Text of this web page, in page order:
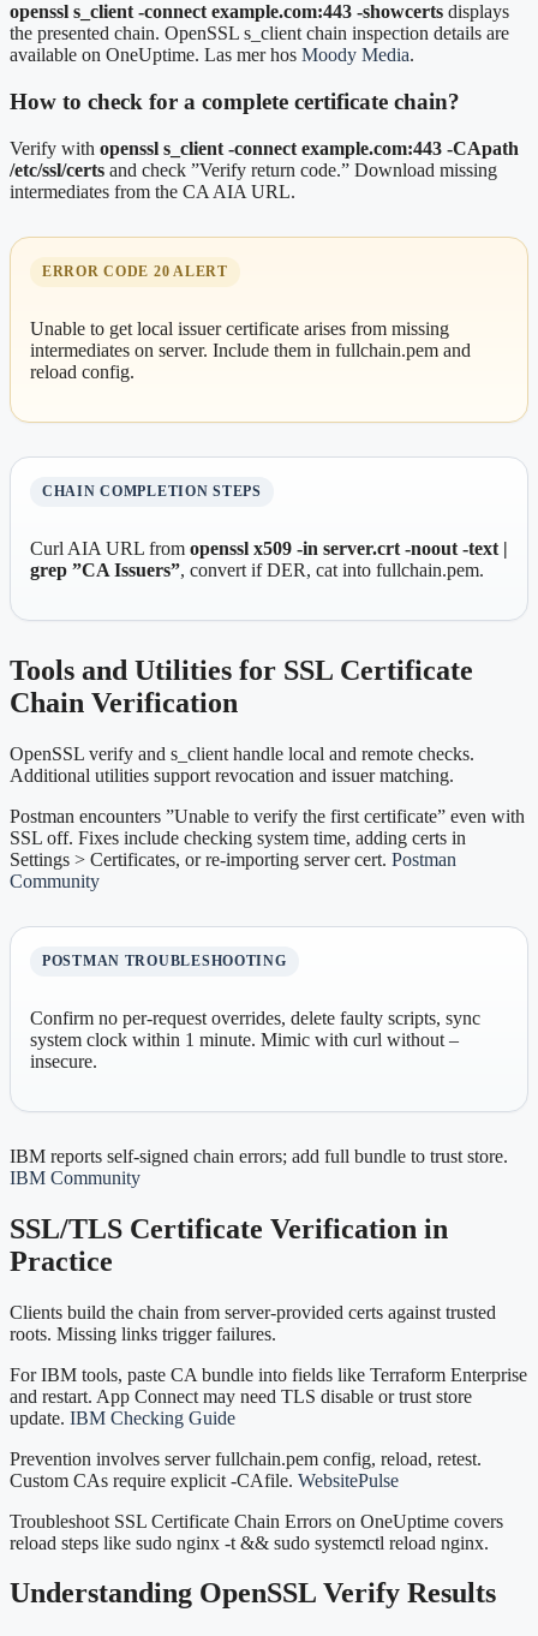
openssl s_client -connect example.com:443 -showcerts displays
the presented chain. OpenSSL s_client chain inspection details are
available on OneUptime. Las mer hos Moody Media.
How to check for a complete certificate chain?
Verify with openssl s_client -connect example.com:443 -CApath
/etc/ssl/certs and check ”Verify return code.” Download missing
intermediates from the CA AIA URL.
ERROR CODE 20 ALERT
Unable to get local issuer certificate arises from missing
intermediates on server. Include them in fullchain.pem and
reload config.
CHAIN COMPLETION STEPS
Curl AIA URL from openssl x509 -in server.crt -noout -text |
grep ”CA Issuers”, convert if DER, cat into fullchain.pem.
Tools and Utilities for SSL Certificate
Chain Verification
OpenSSL verify and s_client handle local and remote checks.
Additional utilities support revocation and issuer matching.
Postman encounters ”Unable to verify the first certificate” even with
SSL off. Fixes include checking system time, adding certs in
Settings > Certificates, or re-importing server cert. Postman
Community
POSTMAN TROUBLESHOOTING
Confirm no per-request overrides, delete faulty scripts, sync
system clock within 1 minute. Mimic with curl without –
insecure.
IBM reports self-signed chain errors; add full bundle to trust store.
IBM Community
SSL/TLS Certificate Verification in
Practice
Clients build the chain from server-provided certs against trusted
roots. Missing links trigger failures.
For IBM tools, paste CA bundle into fields like Terraform Enterprise
and restart. App Connect may need TLS disable or trust store
update. IBM Checking Guide
Prevention involves server fullchain.pem config, reload, retest.
Custom CAs require explicit -CAfile. WebsitePulse
Troubleshoot SSL Certificate Chain Errors on OneUptime covers
reload steps like sudo nginx -t && sudo systemctl reload nginx.
Understanding OpenSSL Verify Results